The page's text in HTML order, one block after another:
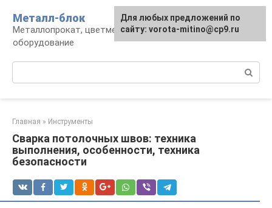
контенту
Металл-блок
Металлопрокат, цветмет, обработка и
оборудование
Главная » Инструменты
Сварка потолочных швов: техника
выполнения, особенности, техника
безопасности
Для любых предложений по
сайту: vorota-mitino@cp9.ru